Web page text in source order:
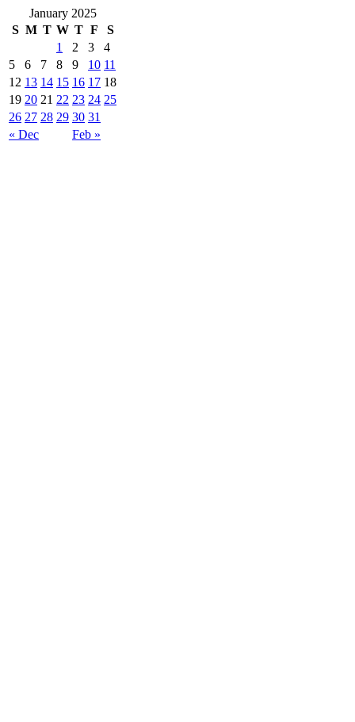
January 2025
S M T W T F S
« Dec Feb »
1 2 3
4
5
6 7 8 9 10 11
12 13 14 15 16 17 18
19 20 21 22 23 24 25
26 27 28 29 30 31